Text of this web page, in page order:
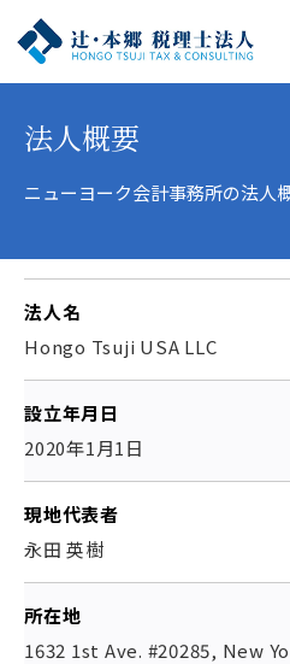
法人概要
ニューヨーク会計事務所の法人
法人名
Hongo Tsuji USA LLC
設立年月日
2020年1月1日
現地代表者
永田 英樹
所在地
1632 1st Ave. #20285, New